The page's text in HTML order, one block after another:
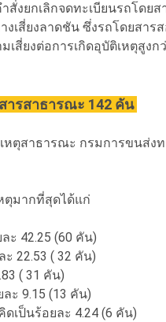
งยกเลิกจดทะเบียนรถโดย
งเสี่ยงลาดชัน ซึ่งรถโดยสา
สี่ยงต่อการเกิดอุบัติเหตุสูงก
ารสาธารณะ 142 คัน
หตุสาธารณะ กรมการขนส่ง
ตุมากที่สุดได้แก่
ะ 42.25 (60 คัน)
22.53 ( 32 คัน)
( 31 คัน)
ะ 9.15 (13 คัน)
เป็นร้อยละ 4.24 (6 คัน)